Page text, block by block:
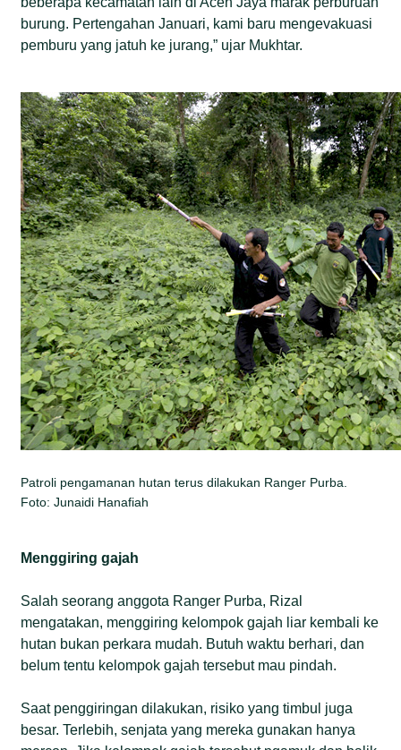
burung. Pertengahan Januari, kami baru mengevakuasi
pemburu yang jatuh ke jurang,” ujar Mukhtar.
Patroli pengamanan hutan terus dilakukan Ranger Purba.
Foto: Junaidi Hanafiah
Menggiring gajah
Salah seorang anggota Ranger Purba, Rizal
mengatakan, menggiring kelompok gajah liar kembali ke
hutan bukan perkara mudah. Butuh waktu berhari, dan
belum tentu kelompok gajah tersebut mau pindah.
Saat penggiringan dilakukan, risiko yang timbul juga
besar. Terlebih, senjata yang mereka gunakan hanya